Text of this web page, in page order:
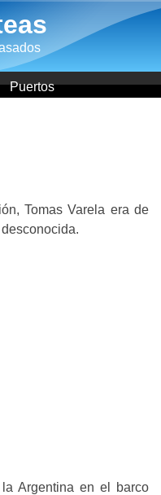
Puertos
Tomas Varela era de
Argentina en el barco